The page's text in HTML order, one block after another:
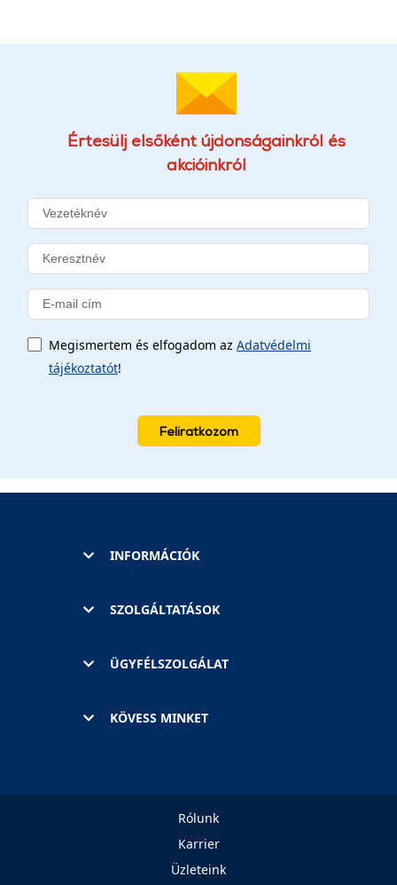
Értesülj elsőként újdonságainkról és
akcióinkról
Megismertem és elfogadom az Adatvédelmi
tájékoztatót!
Feliratkozom
INFORMÁCIÓK
SZOLGÁLTATÁSOK
ÜGYFÉLSZOLGÁLAT
KÖVESS MINKET
Rólunk
Karrier
Üzleteink